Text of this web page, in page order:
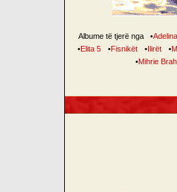
Albume të tjerë nga •
•Elita 5 •Fisnikët •Ilirët •
•Mihrie